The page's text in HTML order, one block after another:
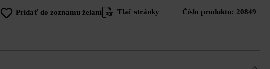
Pridať do zoznamu želaní Tlač stránky Číslo produktu: 20849